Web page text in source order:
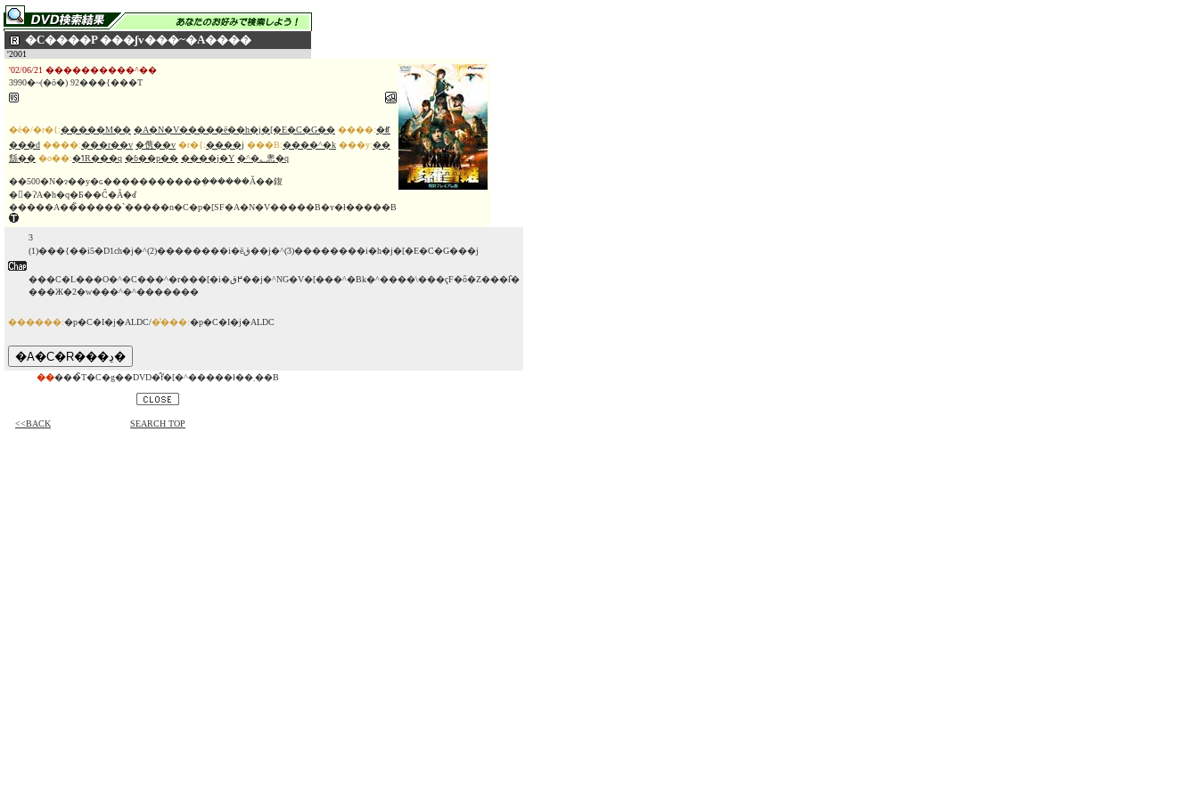
�C����P ���ʃv���~�A����
'2001
'02/06/21 ����������^��
3990�~(�ō�) 92���{���T
�ē�/�r�{:�����M�� �A�N�V�����ē��h�j�[�E�C�G�� ����:�ꐣ
���d ����:���r��v �㑺��v �r�{:����j ���B:����^�k ���y:��
䌛�� �o��: �ߗR���q �ɓ��p�� ����j�Y �^�؂悤�q
��500�N�ɂ��y�ԍ�����������݂������Ă��鍑
�𕑑�ɁA�h�q�Ƃ��Ĉ�Ă�ꂽ
�����A��̏�����`�����n�C�p�[SF�A�N�V�����B�ʏ�ł�����B
3
(1)���{��i5�D1ch�j�^(2)��������i�ēق��j�^(3)��������i�h�j�[�E�C�G���j
���C�L���O�^�C���^�r���[�i�߂ق��j�^NG�V�[���^�Βk�^����\���ҁF�ȏ�Z���ł̂�
���Ж�2�w���^�^�������
������:�p�C�I�j�ALDC/�̔���:�p�C�I�j�ALDC
�� ���̃T�C�g��DVD�̂݃f�[�^�����ł��܂��B
<<BACK SEARCH TOP